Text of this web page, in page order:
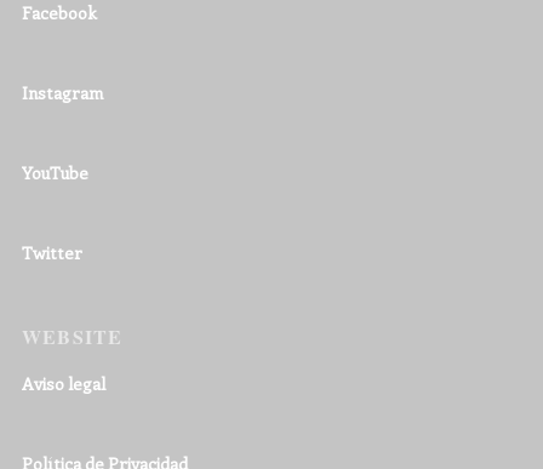
Facebook
Instagram
YouTube
Twitter
WEBSITE
Aviso legal
Política de Privacidad